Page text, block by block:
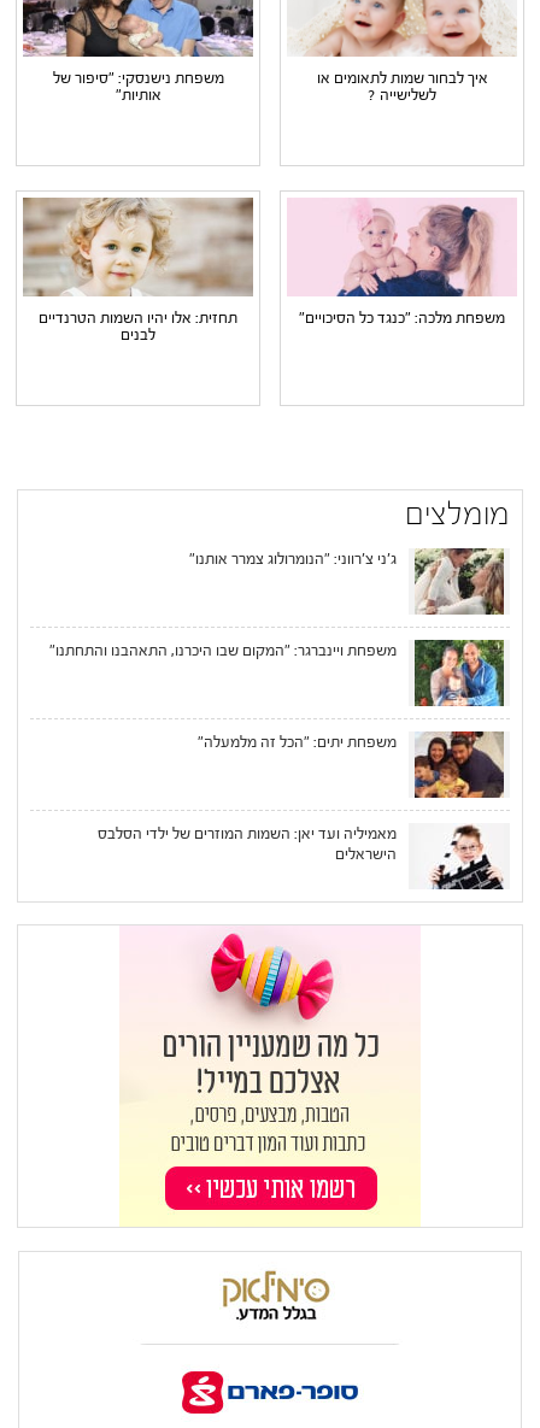
איך לבחור שמות לתאומים או
לשלישייה ?
משפחת נישנסקי: "סיפור של
אותיות"
משפחת מלכה: "כנגד כל הסיכויים"
תחזית: אלו יהיו השמות הטרנדיים
לבנים
מומלצים
ג'ני צ'רווני: "הנומרולוג צמרר אותנו"
משפחת ויינברגר: "המקום שבו היכרנו, התאהבנו והתחתנו"
משפחת יתים: "הכל זה מלמעלה"
מאמיליה ועד יאן: השמות המוזרים של ילדי הסלבס
הישראלים